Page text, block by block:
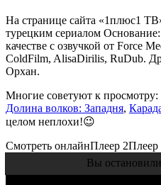
На странице сайта «1плюс1
турецким сериалом
качестве с озвучкой от Force
ColdFilm, AlisaDirilis, RuDub.
Орхан.
Многие советуют к просмотру:
Долина волков: Западня,
целом неплохи!😉
Смотреть онлайнПлеер 2Плеер
Вы